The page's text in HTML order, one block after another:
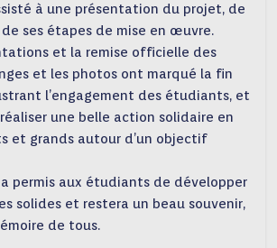
à une présentation du projet, de
ses étapes de mise en œuvre.
et la remise officielle des
et les photos ont marqué la fin
l’engagement des étudiants, et
une belle action solidaire en
et grands autour d’un objectif
permis aux étudiants de développer
solides et restera un beau souvenir,
de tous.